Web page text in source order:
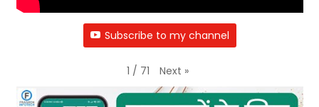
Subscribe to my channel
1 / 71 Next »